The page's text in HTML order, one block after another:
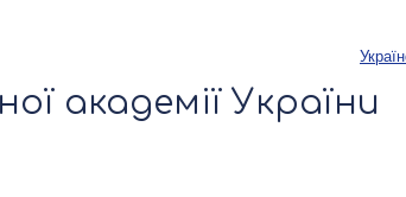
академії України